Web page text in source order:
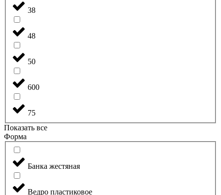
38
48
50
600
75
Показать все
Форма
Банка жестяная
Ведро пластиковое